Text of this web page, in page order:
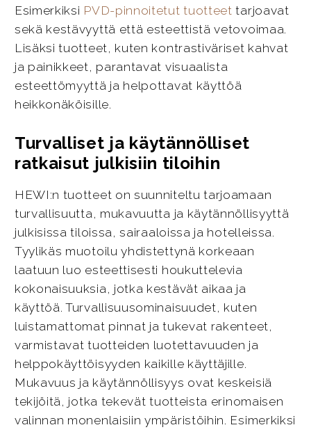
Esimerkiksi PVD-pinnoitetut tuotteet tarjoavat
sekä kestävyyttä että esteettistä vetovoimaa.
Lisäksi tuotteet, kuten kontrastiväriset kahvat
ja painikkeet, parantavat visuaalista
esteettömyyttä ja helpottavat käyttöä
heikkonäköisille.
Turvalliset ja käytännölliset
ratkaisut julkisiin tiloihin
HEWI:n tuotteet on suunniteltu tarjoamaan
turvallisuutta, mukavuutta ja käytännöllisyyttä
julkisissa tiloissa, sairaaloissa ja hotelleissa.
Tyylikäs muotoilu yhdistettynä korkeaan
laatuun luo esteettisesti houkuttelevia
kokonaisuuksia, jotka kestävät aikaa ja
käyttöä. Turvallisuusominaisuudet, kuten
luistamattomat pinnat ja tukevat rakenteet,
varmistavat tuotteiden luotettavuuden ja
helppokäyttöisyyden kaikille käyttäjille.
Mukavuus ja käytännöllisyys ovat keskeisiä
tekijöitä, jotka tekevät tuotteista erinomaisen
valinnan monenlaisiin ympäristöihin. Esimerkiksi